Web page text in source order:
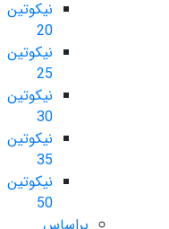
نیکوتین
20
نیکوتین
25
نیکوتین
30
نیکوتین
35
نیکوتین
50